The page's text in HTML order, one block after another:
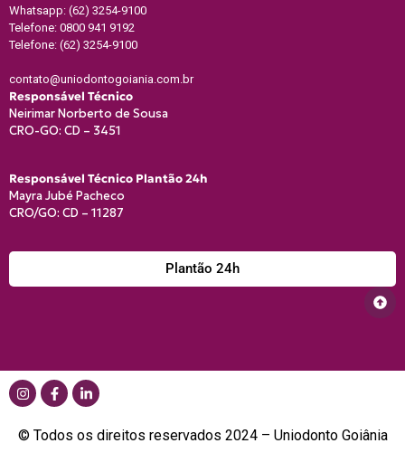
Whatsapp: (62) 3254-9100
Telefone: 0800 941 9192
Telefone: (62) 3254-9100
contato@uniodontogoiania.com.br
Responsável Técnico
Neirimar Norberto de Sousa
CRO-GO: CD – 3451
Responsável Técnico Plantão 24h
Mayra Jubé Pacheco
CRO/GO: CD – 11287
Plantão 24h
© Todos os direitos reservados 2024 – Uniodonto Goiânia